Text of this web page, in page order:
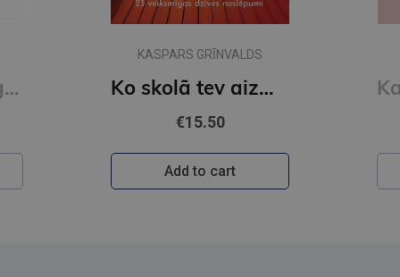
Naudas psiholoģija
KASPARS GRĪNVALDS
Ko skolā tev aizmirsa pateikt
€15.50
Add to cart